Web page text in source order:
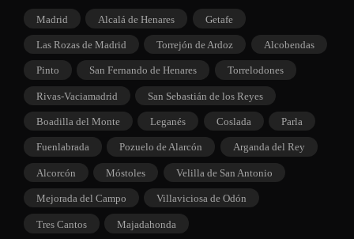
Madrid Alcalá de Henares Getafe
Las Rozas de Madrid Torrejón de Ardoz Alcobendas
Pinto San Fernando de Henares Torrelodones
Rivas-Vaciamadrid San Sebastián de los Reyes
Boadilla del Monte Leganés Coslada Parla
Fuenlabrada Pozuelo de Alarcón Arganda del Rey
Alcorcón Móstoles Velilla de San Antonio
Mejorada del Campo Villaviciosa de Odón
Tres Cantos Majadahonda